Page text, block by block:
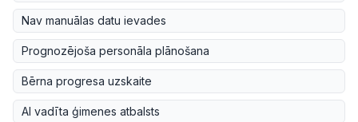
Nav manuālas datu ievades
Prognozējoša personāla plānošana
Bērna progresa uzskaite
AI vadīta ģimenes atbalsts